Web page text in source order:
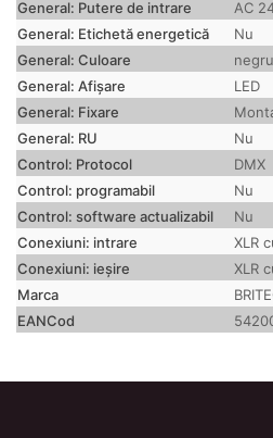
General: Putere de intrare
AC
General: Etichetă energetică
Nu
General: Culoare
negru
General: Afișare
LED
General: Fixare
General: RU
Nu
Control: Protocol
DMX
Control: programabil
Nu
Control: software actualizabil
Nu
Conexiuni: intrare
XLR
Conexiuni: ieșire
XLR
Marca
EANCod